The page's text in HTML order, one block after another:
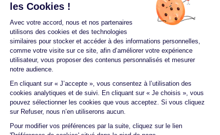
Un crédit vous engage et doit être remboursé.
Vérifiez vos capacités de remboursement avant de
vous engager.
Aucun versement, de quelque nature que ce soit, ne
peut être exigé d'un particulier avant l'obtention
d'un ou plusieurs prêts d'argent.
© 2026 Guide du crédit •Plan du site• Mentions